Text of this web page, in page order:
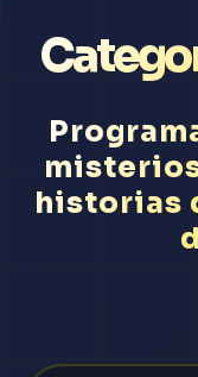
historias